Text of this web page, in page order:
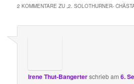
2 KOMMENTARE ZU „2. SOLOTHURNER-
Irene Thut-Bangerterschriebam6.